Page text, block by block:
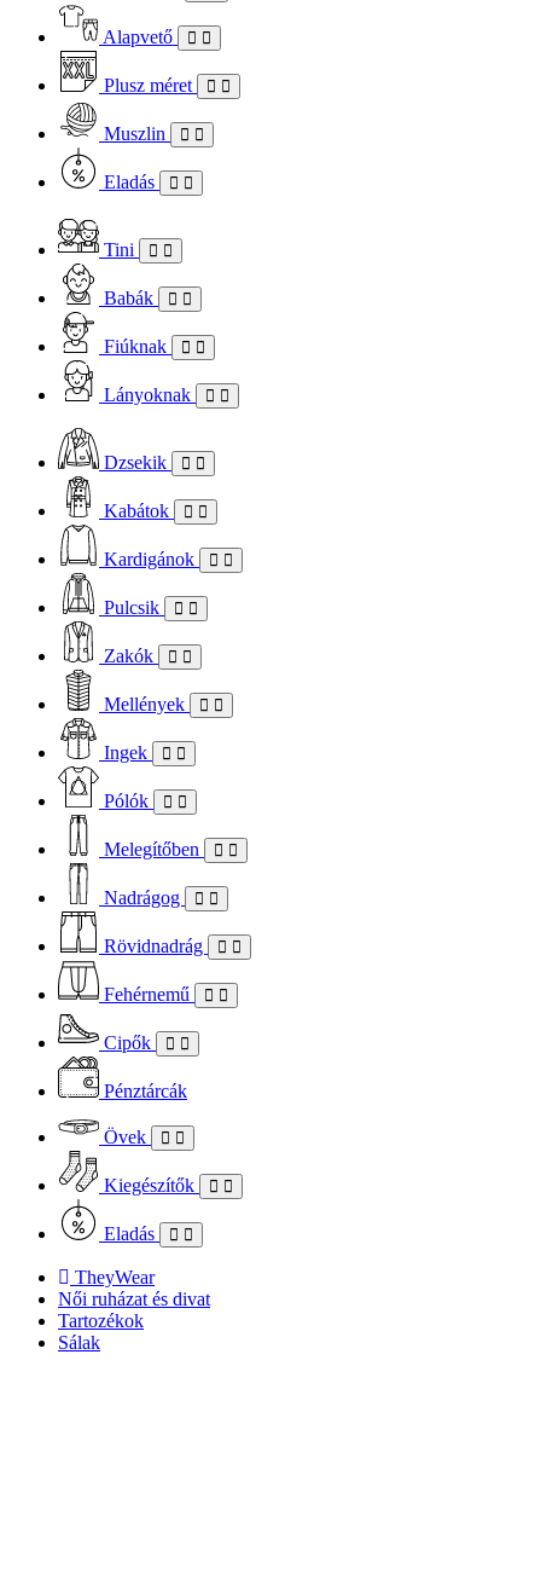
Alapvető
Plusz méret
Muszlin
Eladás
Tini
Babák
Fiúknak
Lányoknak
Dzsekik
Kabátok
Kardigánok
Pulcsik
Zakók
Mellények
Ingek
Pólók
Melegítőben
Nadrágog
Rövidnadrág
Fehérnemű
Cipők
Pénztárcák
Övek
Kiegészítők
Eladás
TheyWear
Női ruházat és divat
Tartozékok
Sálak